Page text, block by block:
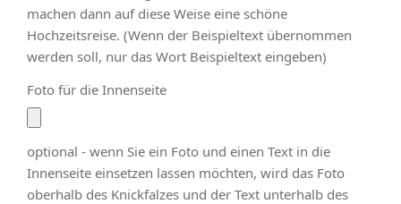
machen dann auf diese Weise eine schöne
Hochzeitsreise. (Wenn der Beispieltext übernommen
werden soll, nur das Wort Beispieltext eingeben)
Foto für die Innenseite
optional - wenn Sie ein Foto und einen Text in die
Innenseite einsetzen lassen möchten, wird das Foto
oberhalb des Knickfalzes und der Text unterhalb des